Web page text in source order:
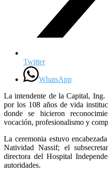
Twitter
WhatsApp
La intendente de la Capital,
por los 108 años de vida
donde se hicieron
vocación, profesionalismo y
La ceremonia estuvo
Natividad Nassif; el
directora del Hospital
autoridades.